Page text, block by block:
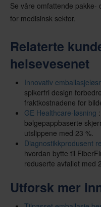
Se våre omfattende pakke-
for medisinsk sektor.
Relaterte
helsevesenet
Innovativ
spikerfri design
fraktkostnadene for
GE Healthcare-løsning
bølgepappbaserte
utslippene med 23 %.
Diagnostikkprodusent
hvordan bytte til
reduserte avfallet med
Utforsk mer